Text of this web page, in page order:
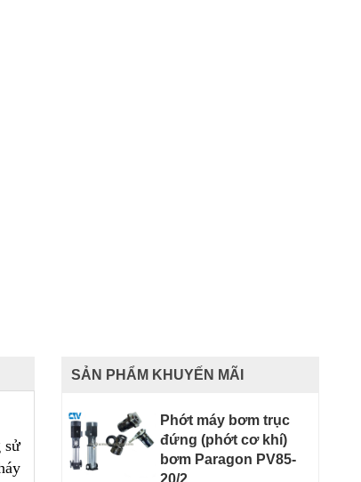
sử
SẢN PHẨM KHUYẾN MÃI
Phớt máy bơm trục
đứng (phớt cơ khí)
bơm Paragon PV85-